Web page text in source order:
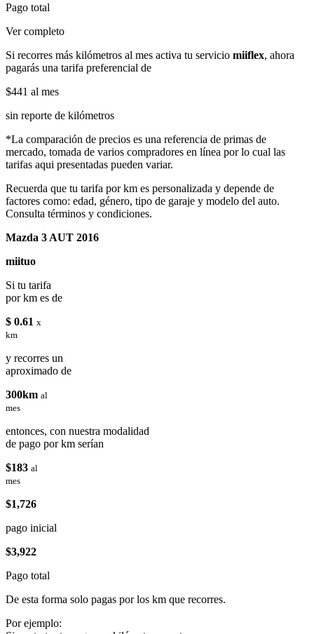
Pago total
Ver completo
Si recorres más kilómetros al mes activa tu servicio miiflex, ahora
pagarás una tarifa preferencial de
$441 al mes
sin reporte de kilómetros
*La comparación de precios es una referencia de primas de
mercado, tomada de varios compradores en línea por lo cual las
tarifas aqui presentadas pueden variar.
Recuerda que tu tarifa por km es personalizada y depende de
factores como: edad, género, tipo de garaje y modelo del auto.
Consulta términos y condiciones.
Mazda 3 AUT 2016
miituo
Si tu tarifa
por km es de
$ 0.61 x
km
y recorres un
aproximado de
300km al
mes
entonces, con nuestra modalidad
de pago por km serían
$183 al
mes
$1,726
pago inicial
$3,922
Pago total
De esta forma solo pagas por los km que recorres.
Por ejemplo: